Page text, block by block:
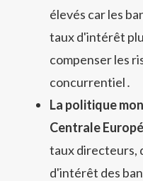
élevés car les
taux d'intérêt
compenser les
concurrentiel․
La politique
Centrale
taux directeurs,
d'intérêt des